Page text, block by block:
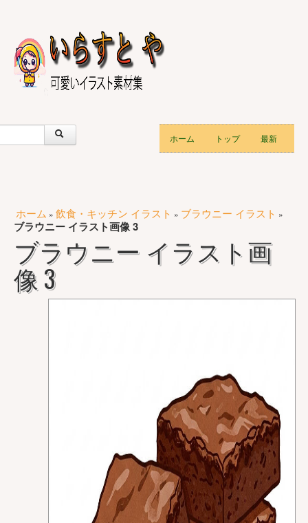
ホーム トップ 最新
ホーム » 飲食・キッチン イラスト » ブラウニー イラスト »
ブラウニー イラスト画像 3
ブラウニー イラスト画
像 3